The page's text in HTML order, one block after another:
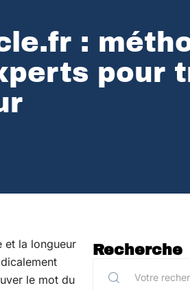
:
pour
et la longueur
le mot du
Recherche